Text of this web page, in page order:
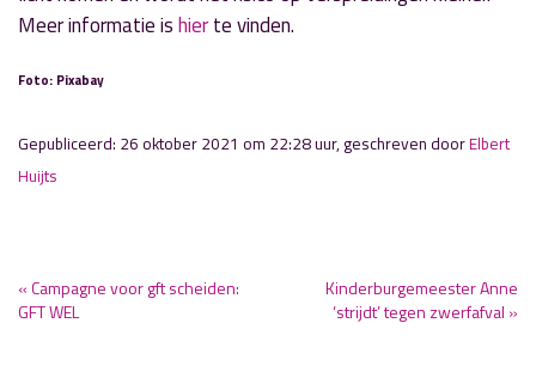
Meer informatie ishierte vinden.
Foto: Pixabay
Gepubliceerd: 26 oktober 2021 om 22:28 uur, geschreven doorElbert
Huijts
« Campagne voor gft scheiden:
GFT WEL
Kinderburgemeester Anne
‘strijdt’ tegen zwerfafval »